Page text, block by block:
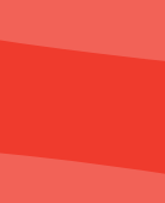
1500 ₽